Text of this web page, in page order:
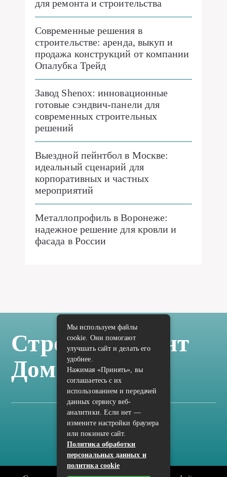
для ремонта и строительства
Современные решения в
строительстве: аренда, выкуп и
продажа конструкций от компании
Опалубка Трейд
Завод Shenox: инновационные
готовые сэндвич-панели для
современных строительных
решений
Выездной пейнтбол в Москве:
идеальный сценарий для
корпоративных и частных
мероприятий
Металлопрофиль в Воронеже:
надежное решение для кровли и
фасада в России
Стройка Ремонт
Дом Отделка
Карта сайта
Политика конфиденциальности
Мы используем файлы
cookie. Они помогают
улучшать сайт и делать его
удобнее.
Нажимая «Принять», вы
соглашаетесь с их
использованием и передачей
данных сервису веб-
аналитики. Если нет —
измените настройки браузера
или покиньте сайт.
Политика обработки
персональных данных и
политика cookie